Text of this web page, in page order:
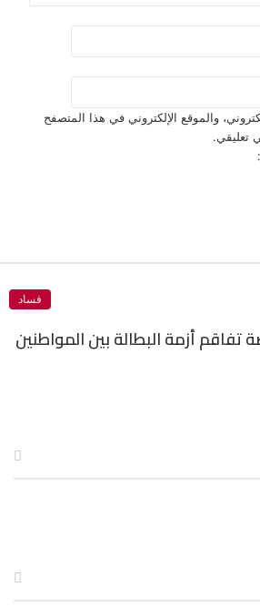
والموقع الإلكتروني في هذا المتصفح
تعليقي.
فساد
تفاقم أزمة البطالة بين المواطنين